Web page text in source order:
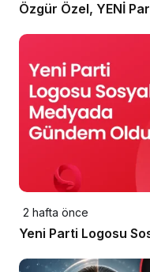
Özgür Özel, YENİ
2 hafta önce
Yeni Parti Logosu